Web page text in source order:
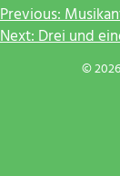
Previous:
Next:Drei und
©